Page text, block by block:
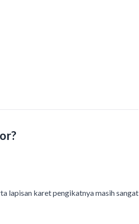
lapisan karet pengikatnya masih sangat